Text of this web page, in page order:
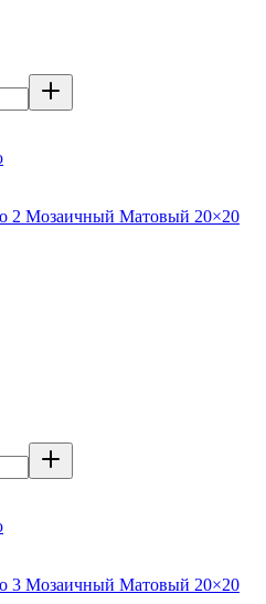
2 Мозаичный Матовый 20×20
3 Мозаичный Матовый 20×20